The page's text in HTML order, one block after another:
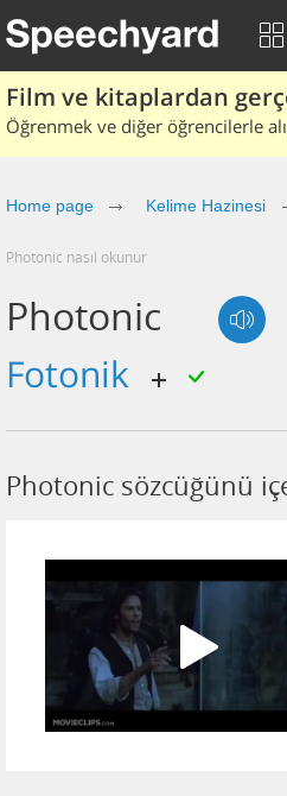
Film ve kitaplardan
Öğrenmek ve diğer öğrencilerle
Home page Kelime Hazinesi
photonic nasıl okunur
Photonic
fotonik
Photonic sözcüğünü